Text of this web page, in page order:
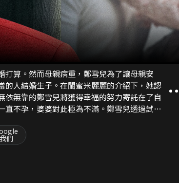
算。然而母親病重，鄭雪兒為了讓母親安
人結婚生子。在閨蜜米麗麗的介紹下，她認
無靠的鄭雪兒將獲得幸福的努力寄託在了自
不孕，婆婆對此極為不滿。鄭雪兒透過試管
好轉。丈夫宋浩天是個媽寶男，雖然當面對
外面，宋浩天到處拈花惹草，與妻子的閨蜜
敏的鄭雪兒察覺到丈夫的異常，暗中調查後
們